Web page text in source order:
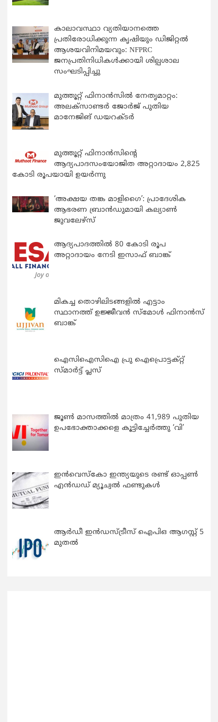
കാലാവസ്ഥാ വ്യതിയാനത്തെ
പ്രതിരോധിക്കുന്ന കൃഷിയും ഡിജിറ്റൽ
ആശയവിനിമയവും: NFPRC
ജനപ്രതിനിധികൾക്കായി ശില്പശാല
സംഘടിപ്പിച്ചു
മുത്തൂറ്റ് ഫിനാൻസിൽ നേതൃമാറ്റം:
അലക്സാണ്ടർ ജോർജ് പുതിയ
മാനേജിങ് ഡയറക്ടർ
മുത്തൂറ്റ് ഫിനാൻസിന്റെ
ആദ്യപാദസംയോജിത അറ്റാദായം 2,825
കോടി രൂപയായി ഉയർന്നു
‘അക്ഷയ തങ്ക മാളിഗൈ’: പ്രാദേശിക
ആഭരണ ബ്രാന്‍ഡുമായി കല്യാണ്‍
ജുവലേഴ്‌സ്
ആദ്യപാദത്തിൽ 80 കോടി രൂപ
അറ്റാദായം നേടി ഇസാഫ് ബാങ്ക്
മികച്ച തൊഴിലിടങ്ങളിൽ എട്ടാം
സ്ഥാനത്ത് ഉജ്ജീവൻ സ്മോൾ ഫിനാൻസ്
ബാങ്ക്
ഐസിഐസിഐ പ്രു ഐപ്രൊട്ടക്റ്റ്
സ്മാർട്ട് പ്ലസ്
ജൂൺ മാസത്തിൽ മാത്രം 41,989 പുതിയ
ഉപഭോക്താക്കളെ കൂട്ടിച്ചേർത്തു ‘വി’
ഇന്‍വെസ്കോ ഇന്ത്യയുടെ രണ്ട് ഓപ്പണ്‍
എന്‍ഡഡ് മ്യൂച്വല്‍ ഫണ്ടുകള്‍
ആർഡീ ഇൻഡസ്ട്രീസ് ഐപിഒ ആഗസ്റ്റ് 5
മുതൽ